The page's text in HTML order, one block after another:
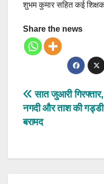
शुभम कुमार सहित कई
Share the news
Post
navigation
सात जुआरी गिरफ्तार,
नगदी और ताश की गड्डी
बरामद